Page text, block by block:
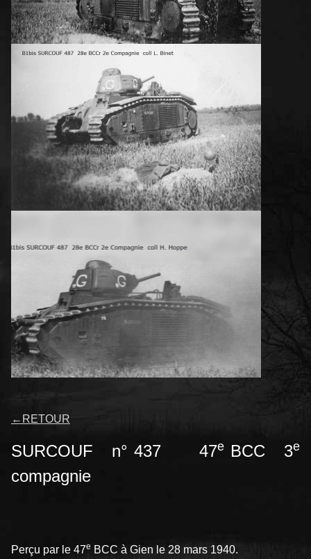
← RETOUR
SURCOUF n° 437 47eBCC 3e
compagnie
Perçu par le 47e BCC à Gien le 28 mars 1940.